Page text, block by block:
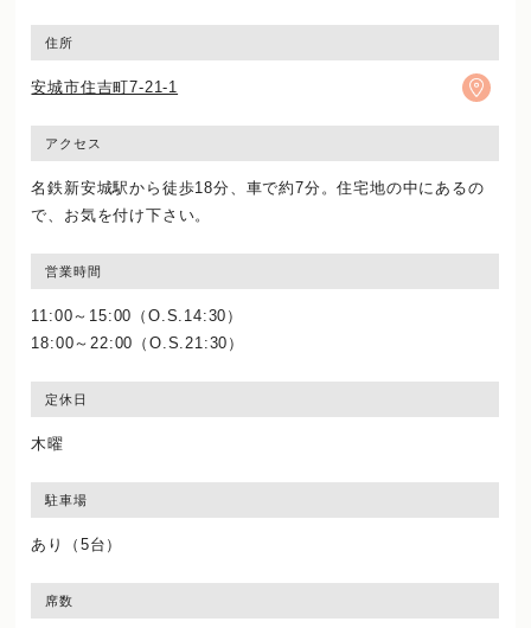
住所
安城市住吉町7-21-1
アクセス
名鉄新安城駅から徒歩18分、車で約7分。住宅地の中にあるの
で、お気を付け下さい。
営業時間
11:00～15:00（O.S.14:30）
18:00～22:00（O.S.21:30）
定休日
木曜
駐車場
あり（5台）
席数